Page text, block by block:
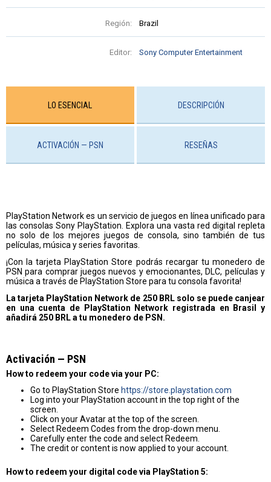
Región: Brazil
Editor: Sony Computer Entertainment
LO ESENCIAL DESCRIPCIÓN
ACTIVACIÓN — PSN RESEÑAS
PlayStation Network es un servicio de juegos en línea unificado para
las consolas Sony PlayStation. Explora una vasta red digital repleta
no solo de los mejores juegos de consola, sino también de tus
películas, música y series favoritas.
¡Con la tarjeta PlayStation Store podrás recargar tu monedero de
PSN para comprar juegos nuevos y emocionantes, DLC, películas y
música a través de PlayStation Store para tu consola favorita!
La tarjeta PlayStation Network de 250 BRL solo se puede canjear
en una cuenta de PlayStation Network registrada en Brasil y
añadirá 250 BRL a tu monedero de PSN.
Activación — PSN
How to redeem your code via your PC:
Go to PlayStation Store https://store.playstation.com
Log into your PlayStation account in the top right of the
screen.
Click on your Avatar at the top of the screen.
Select Redeem Codes from the drop-down menu.
Carefully enter the code and select Redeem.
The credit or content is now applied to your account.
How to redeem your digital code via PlayStation 5: